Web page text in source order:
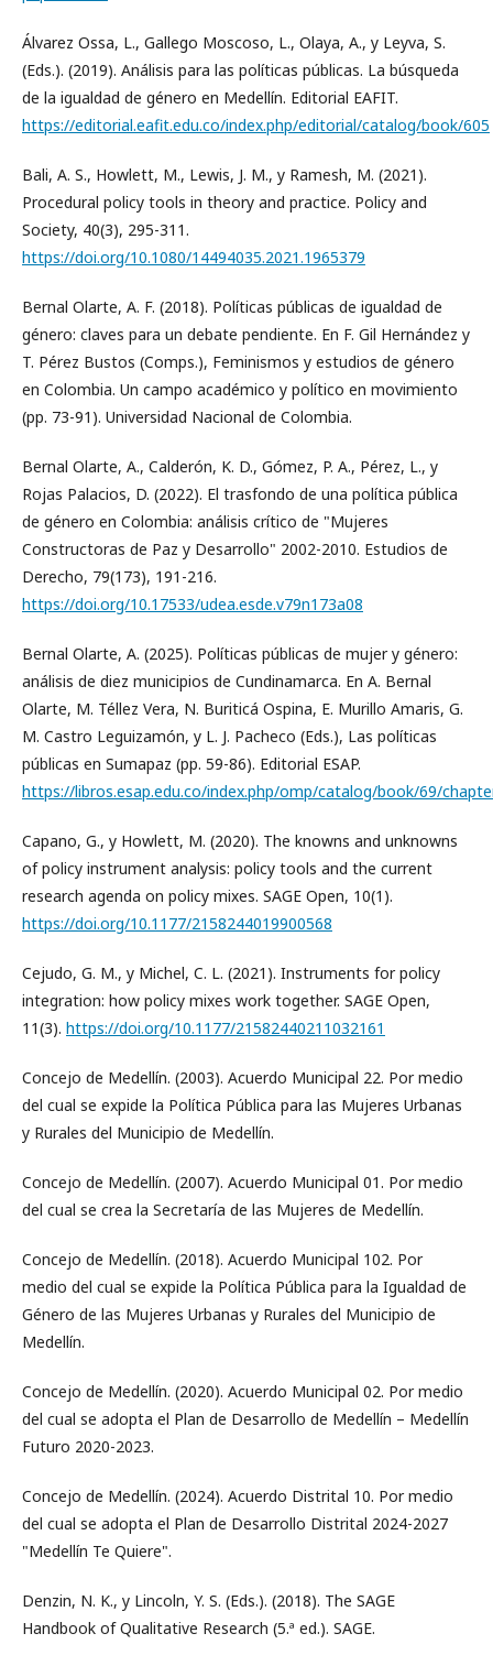
Álvarez Ossa, L., Gallego Moscoso, L., Olaya, A., y Leyva, S.
(Eds.). (2019). Análisis para las políticas públicas. La búsqueda
de la igualdad de género en Medellín. Editorial EAFIT.
https://editorial.eafit.edu.co/index.php/editorial/catalog/book/605
Bali, A. S., Howlett, M., Lewis, J. M., y Ramesh, M. (2021).
Procedural policy tools in theory and practice. Policy and
Society, 40(3), 295-311.
https://doi.org/10.1080/14494035.2021.1965379
Bernal Olarte, A. F. (2018). Políticas públicas de igualdad de
género: claves para un debate pendiente. En F. Gil Hernández y
T. Pérez Bustos (Comps.), Feminismos y estudios de género
en Colombia. Un campo académico y político en movimiento
(pp. 73-91). Universidad Nacional de Colombia.
Bernal Olarte, A., Calderón, K. D., Gómez, P. A., Pérez, L., y
Rojas Palacios, D. (2022). El trasfondo de una política pública
de género en Colombia: análisis crítico de "Mujeres
Constructoras de Paz y Desarrollo" 2002-2010. Estudios de
Derecho, 79(173), 191-216.
https://doi.org/10.17533/udea.esde.v79n173a08
Bernal Olarte, A. (2025). Políticas públicas de mujer y género:
análisis de diez municipios de Cundinamarca. En A. Bernal
Olarte, M. Téllez Vera, N. Buriticá Ospina, E. Murillo Amaris, G.
M. Castro Leguizamón, y L. J. Pacheco (Eds.), Las políticas
públicas en Sumapaz (pp. 59-86). Editorial ESAP.
https://libros.esap.edu.co/index.php/omp/catalog/book/69/
Capano, G., y Howlett, M. (2020). The knowns and unknowns
of policy instrument analysis: policy tools and the current
research agenda on policy mixes. SAGE Open, 10(1).
https://doi.org/10.1177/2158244019900568
Cejudo, G. M., y Michel, C. L. (2021). Instruments for policy
integration: how policy mixes work together. SAGE Open,
11(3). https://doi.org/10.1177/21582440211032161
Concejo de Medellín. (2003). Acuerdo Municipal 22. Por medio
del cual se expide la Política Pública para las Mujeres Urbanas
y Rurales del Municipio de Medellín.
Concejo de Medellín. (2007). Acuerdo Municipal 01. Por medio
del cual se crea la Secretaría de las Mujeres de Medellín.
Concejo de Medellín. (2018). Acuerdo Municipal 102. Por
medio del cual se expide la Política Pública para la Igualdad de
Género de las Mujeres Urbanas y Rurales del Municipio de
Medellín.
Concejo de Medellín. (2020). Acuerdo Municipal 02. Por medio
del cual se adopta el Plan de Desarrollo de Medellín – Medellín
Futuro 2020-2023.
Concejo de Medellín. (2024). Acuerdo Distrital 10. Por medio
del cual se adopta el Plan de Desarrollo Distrital 2024-2027
"Medellín Te Quiere".
Denzin, N. K., y Lincoln, Y. S. (Eds.). (2018). The SAGE
Handbook of Qualitative Research (5.ª ed.). SAGE.